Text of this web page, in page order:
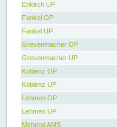
Enkirch UP
Fankel OP
Fankel UP
Grevenmacher OP
Grevenmacher UP
Koblenz OP
Koblenz UP
Lehmen OP
Lehmen UP
Mehring AMS